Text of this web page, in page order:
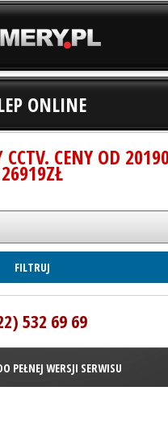
ONLINE
CENY OD
26919ZŁ
532 69 69
PEŁNEJ WERSJI SERWISU